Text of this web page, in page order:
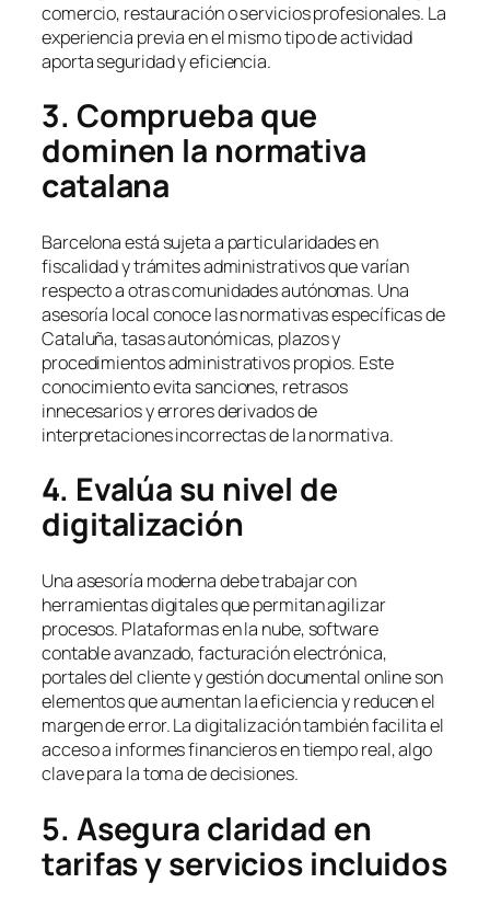
comercio, restauración o servicios profesionales. La
experiencia previa en el mismo tipo de actividad
aporta seguridad y eficiencia.
3. Comprueba que
dominen la normativa
catalana
Barcelona está sujeta a particularidades en
fiscalidad y trámites administrativos que varían
respecto a otras comunidades autónomas. Una
asesoría local conoce las normativas específicas de
Cataluña, tasas autonómicas, plazos y
procedimientos administrativos propios. Este
conocimiento evita sanciones, retrasos
innecesarios y errores derivados de
interpretaciones incorrectas de la normativa.
4. Evalúa su nivel de
digitalización
Una asesoría moderna debe trabajar con
herramientas digitales que permitan agilizar
procesos. Plataformas en la nube, software
contable avanzado, facturación electrónica,
portales del cliente y gestión documental online son
elementos que aumentan la eficiencia y reducen el
margen de error. La digitalización también facilita el
acceso a informes financieros en tiempo real, algo
clave para la toma de decisiones.
5. Asegura claridad en
tarifas y servicios incluidos